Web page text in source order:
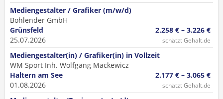
Mediengestalter / Grafiker (m/w/d)
Bohlender GmbH
Grünsfeld
25.07.2026
2.258 € – 3.226 €
schätzt Gehalt.de
Mediengestalter(in) / Grafiker(in) in Vollzeit
WM Sport Inh. Wolfgang Mackewicz
Haltern am See
01.08.2026
2.177 € – 3.065 €
schätzt Gehalt.de